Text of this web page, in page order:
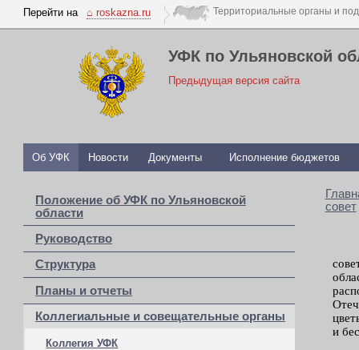
Перейти на ⌂ roskazna.ru
УФК по Ульяновской
Предыдущая версия сайта
Об УФК Новости Документы Исполнение бюджетов
Положение об УФК по Ульяновской
области
Руководство
Структура
Планы и отчеты
Коллегиальные и совещательные органы
Коллегия УФК
совет
и